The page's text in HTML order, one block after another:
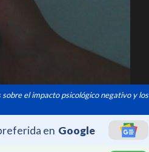
el impacto psicológico negativo y los
en Google